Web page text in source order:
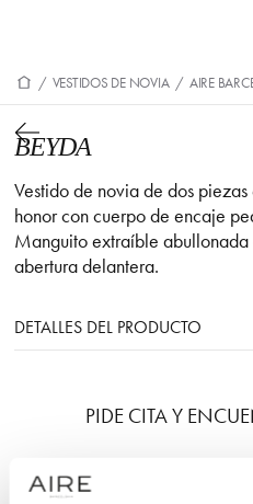
/ VESTIDOS DE NOVIA / AIRE
BEYDA
Vestido de novia de dos
honor con cuerpo de encaje
Manguito extraíble
abertura delantera.
DETALLES DEL PRODUCTO
PIDE CITA Y